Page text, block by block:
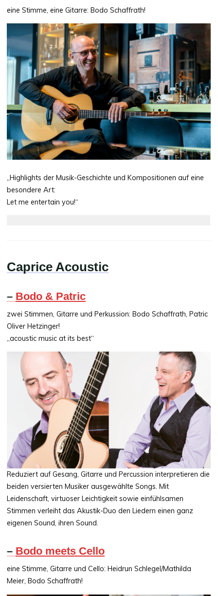
eine Stimme, eine Gitarre: Bodo Schaffrath!
„Highlights der Musik-Geschichte und Kompositionen auf eine
besondere Art:
Let me entertain you!“
Caprice Acoustic
– Bodo & Patric
zwei Stimmen, Gitarre und Perkussion: Bodo Schaffrath, Patric
Oliver Hetzinger!
„acoustic music at its best“
Reduziert auf Gesang, Gitarre und Percussion interpretieren die
beiden versierten Musiker ausgewählte Songs. Mit
Leidenschaft, virtuoser Leichtigkeit sowie einfühlsamen
Stimmen verleiht das Akustik-Duo den Liedern einen ganz
eigenen Sound, ihren Sound.
– Bodo meets Cello
eine Stimme, Gitarre und Cello: Heidrun Schlegel/Mathilda
Meier, Bodo Schaffrath!